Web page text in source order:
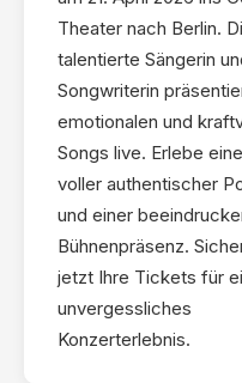
Theater nach Berlin.
talentierte Sängerin
Songwriterin
emotionalen und
Songs live. Erlebe
voller authentischer
und einer
Bühnenpräsenz.
jetzt Ihre Tickets für
unvergessliches
Konzerterlebnis.